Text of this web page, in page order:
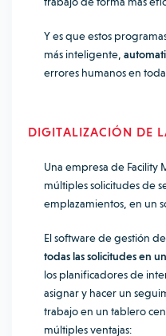
Y es que estos
más inteligente,
errores humanos en
DIGITALIZACIÓN DE
Una empresa de
múltiples solicitudes de
emplazamientos, en un
El software de gestión
todas las solicitudes en
los planificadores de
asignar y hacer un
trabajo en un tablero
múltiples ventajas: